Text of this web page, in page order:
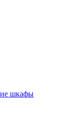
шкафы